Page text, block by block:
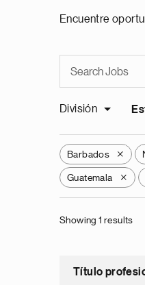
Encuentre
División
Barbados X
Guatemala X
Showing 1 results
Título